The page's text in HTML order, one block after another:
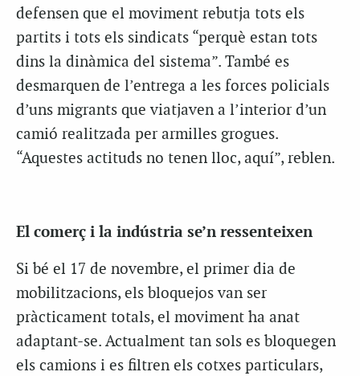
defensen que el moviment rebutja tots els
partits i tots els sindicats “perquè estan tots
dins la dinàmica del sistema”. També es
desmarquen de l’entrega a les forces policials
d’uns migrants que viatjaven a l’interior d’un
camió realitzada per armilles grogues.
“Aquestes actituds no tenen lloc, aquí”, reblen.
El comerç i la indústria se’n ressenteixen
Si bé el 17 de novembre, el primer dia de
mobilitzacions, els bloquejos van ser
pràcticament totals, el moviment ha anat
adaptant-se. Actualment tan sols es bloquegen
els camions i es filtren els cotxes particulars,